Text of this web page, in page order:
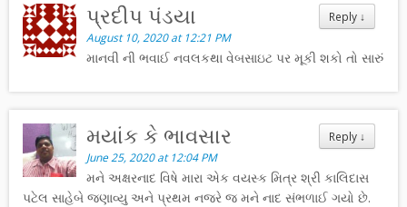
Reply ↓
પ્રદીપ પંડયા
August 10, 2020 at 12:21 PM
માનવી ની ભવાઈ નવલકથા વેબસાઇટ પર મૂકી શકો તો સારું
Reply ↓
મયાંક કે ભાવસાર
June 25, 2020 at 12:04 PM
મને અક્ષરનાદ વિષે મારા એક વયસ્ક મિત્ર શ્રી કાલિદાસ
પટેલ સાહેબે જણાવ્યુ અને પ્રથમ નજરે જ મને નાદ સંભળાઈ ગયો છે.